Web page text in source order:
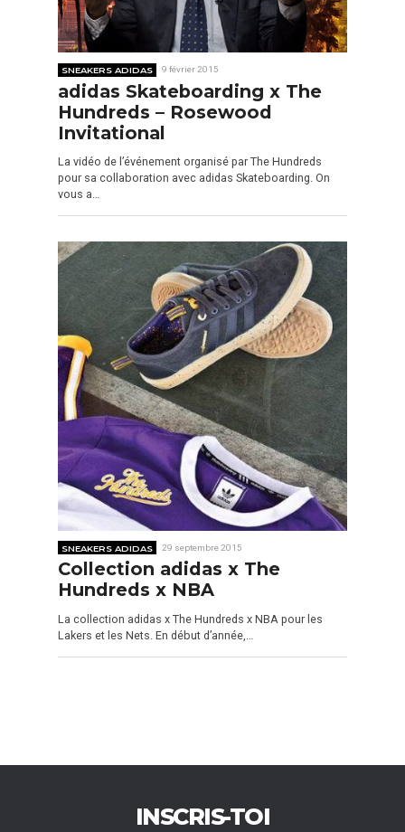
SNEAKERS ADIDAS 9 février 2015
adidas Skateboarding x The
Hundreds – Rosewood
Invitational
La vidéo de l’événement organisé par The Hundreds
pour sa collaboration avec adidas Skateboarding. On
vous a…
SNEAKERS ADIDAS 29 septembre 2015
Collection adidas x The
Hundreds x NBA
La collection adidas x The Hundreds x NBA pour les
Lakers et les Nets. En début d’année,…
INSCRIS-TOI